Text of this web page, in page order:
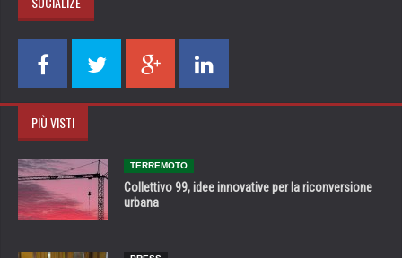
PIÙ VISTI
TERREMOTO
Collettivo 99, idee innovative per la riconversione
urbana